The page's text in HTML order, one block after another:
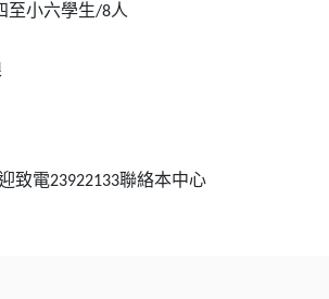
至小六學生/8人
致電23922133聯絡本中心